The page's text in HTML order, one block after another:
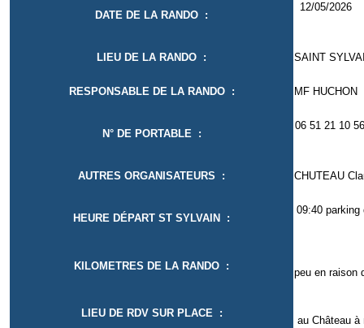
DATE DE LA RANDO :
LIEU DE LA RANDO : SAINT
RESPONSABLE DE LA RANDO : MF HUCHON
N° DE PORTABLE :
06
AUTRES ORGANISATEURS : CHUTEAU
HEURE DÉPART ST SYLVAIN :
09:40
KILOMETRES DE LA RANDO :
peu en raison
LIEU DE RDV SUR PLACE :
au Château